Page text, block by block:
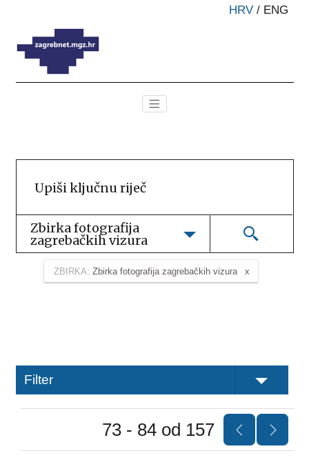
HRV / ENG
Zbirka fotografija
zagrebačkih vizura
ZBIRKA: Zbirka fotografija zagrebačkih vizura
Filter
73 - 84 od 157